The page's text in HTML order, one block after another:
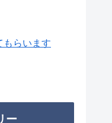
もらいます
ー